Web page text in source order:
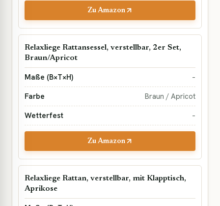
Zu Amazon
Relaxliege Rattansessel, verstellbar, 2er Set,
Braun/Apricot
–
Braun / Apricot
–
Zu Amazon
Relaxliege Rattan, verstellbar, mit Klapptisch,
Aprikose